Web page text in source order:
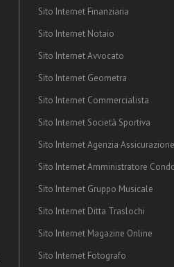
Sito Internet Finanziaria
Sito Internet Notaio
Sito Internet Avvocato
Sito Internet Geometra
Sito Internet Commercialista
Sito Internet Società Sportiva
Sito Internet Agenzia Assicurazione
Sito Internet Amministratore
Sito Internet Gruppo Musicale
Sito Internet Ditta Traslochi
Sito Internet Magazine Online
Sito Internet Fotografo